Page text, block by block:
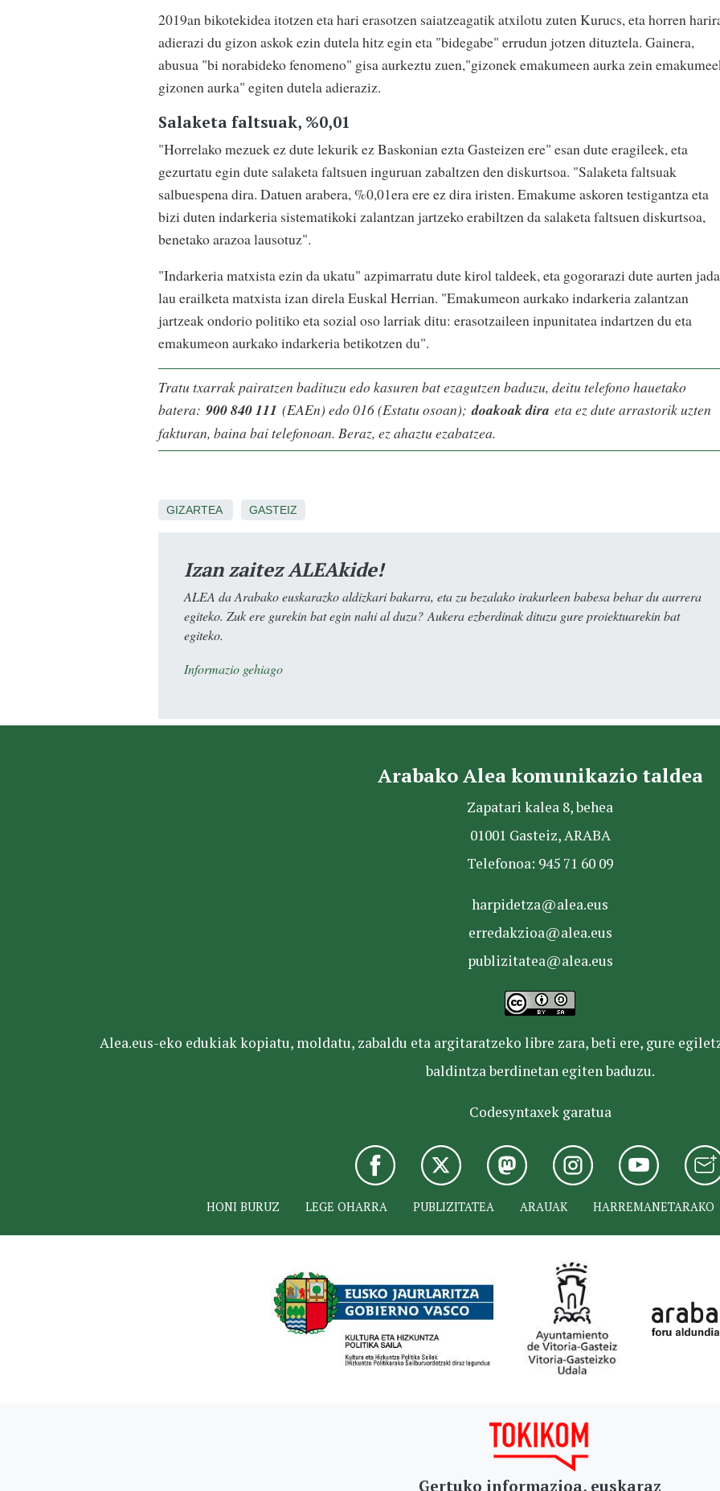
2019an bikotekidea itotzen eta hari erasotzen saiatzeagatik atxilotu zuten Kurucs, eta horren
adierazi du gizon askok ezin dutela hitz egin eta "bidegabe" errudun jotzen dituztela. Gainera,
abusua "bi norabideko fenomeno" gisa aurkeztu zuen,"gizonek emakumeen aurka zein
gizonen aurka" egiten dutela adieraziz.
Salaketa faltsuak, %0,01
"Horrelako mezuek ez dute lekurik ez Baskonian ezta Gasteizen ere" esan dute eragileek, eta
gezurtatu egin dute salaketa faltsuen inguruan zabaltzen den diskurtsoa. "Salaketa faltsuak
salbuespena dira. Datuen arabera, %0,01era ere ez dira iristen. Emakume askoren testigantza eta
bizi duten indarkeria sistematikoki zalantzan jartzeko erabiltzen da salaketa faltsuen diskurtsoa,
benetako arazoa lausotuz".
"Indarkeria matxista ezin da ukatu" azpimarratu dute kirol taldeek, eta gogorarazi dute aurten jada
lau erailketa matxista izan direla Euskal Herrian. "Emakumeon aurkako indarkeria zalantzan
jartzeak ondorio politiko eta sozial oso larriak ditu: erasotzaileen inpunitatea indartzen du eta
emakumeon aurkako indarkeria betikotzen du".
Tratu txarrak pairatzen badituzu edo kasuren bat ezagutzen baduzu, deitu telefono hauetako
batera: 900 840 111 (EAEn) edo 016 (Estatu osoan);doakoak dira eta ez dute arrastorik uzten
fakturan, baina bai telefonoan. Beraz, ez ahaztu ezabatzea.
GIZARTEA GASTEIZ
Izan zaitez ALEAkide!
ALEA da Arabako euskarazko aldizkari bakarra, eta zu bezalako irakurleen babesa behar du aurrera
egiteko. Zuk ere gurekin bat egin nahi al duzu? Aukera ezberdinak dituzu gure proiektuarekin bat
egiteko.
Informazio gehiago
Arabako Alea komunikazio taldea
Zapatari kalea 8, behea
01001 Gasteiz, ARABA
Telefonoa: 945 71 60 09
harpidetza@alea.eus
erredakzioa@alea.eus
publizitatea@alea.eus
Alea.eus-eko edukiak kopiatu, moldatu, zabaldu eta argitaratzeko libre zara, beti ere, gure
baldintza berdinetan egiten baduzu.
Codesyntaxek garatua
HONI BURUZ LEGE OHARRA PUBLIZITATEA ARAUAK HARREMANETARAKO
Gertuko informazioa, euskaraz